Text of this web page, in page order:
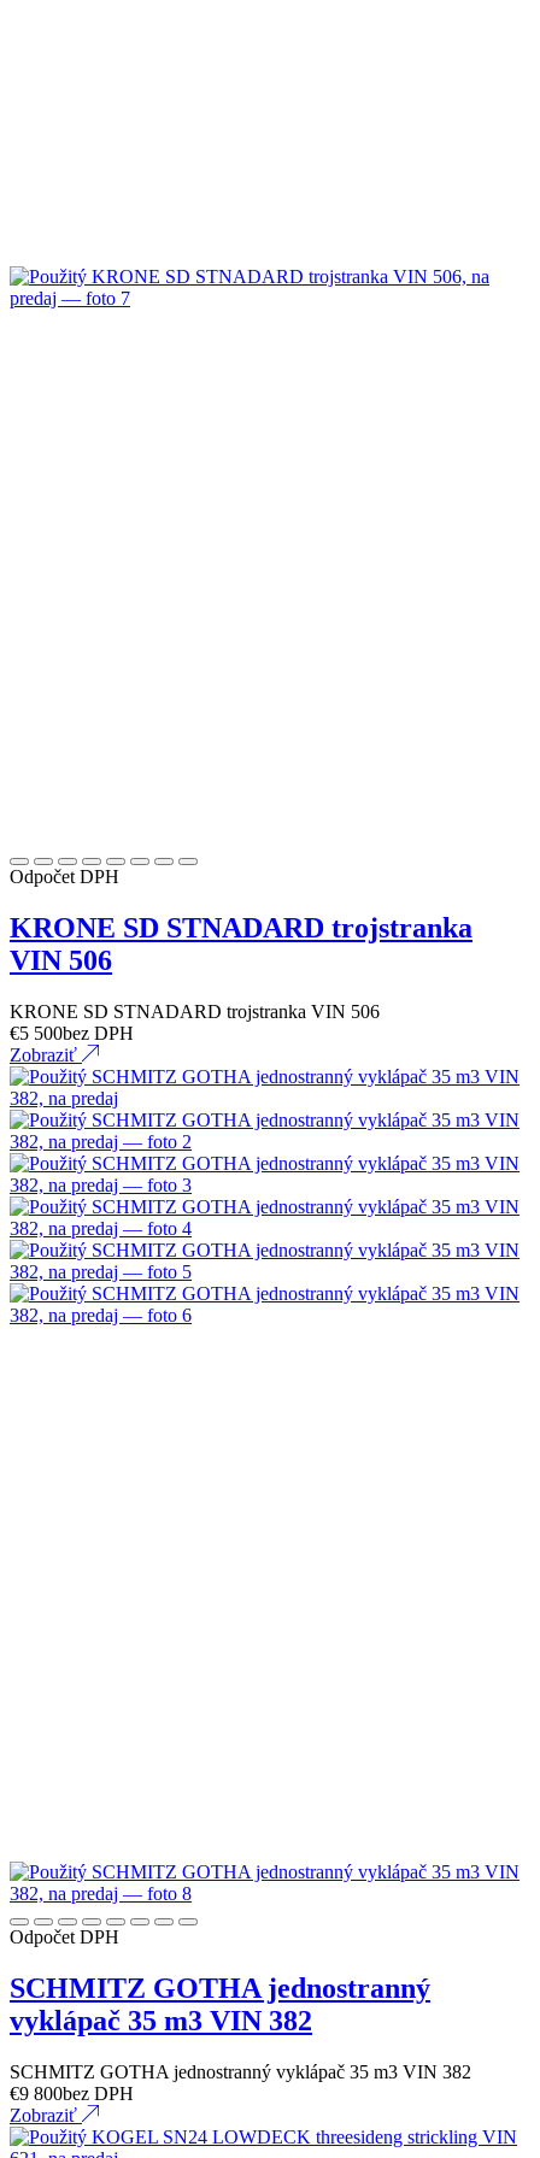
Odpočet DPH
KRONE SD STNADARD trojstranka
VIN 506
KRONE SD STNADARD trojstranka VIN 506
€5 500bez DPH
Zobraziť
Odpočet DPH
SCHMITZ GOTHA jednostranný
vyklápač 35 m3 VIN 382
SCHMITZ GOTHA jednostranný vyklápač 35 m3 VIN 382
€9 800bez DPH
Zobraziť